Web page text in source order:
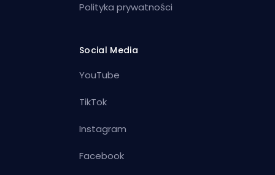
Polityka prywatności
Social Media
YouTube
TikTok
Instagram
Facebook